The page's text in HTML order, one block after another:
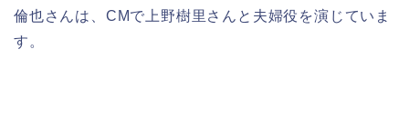
倫也さんは、CMで上野樹里さんと夫婦役を演じていま
す。